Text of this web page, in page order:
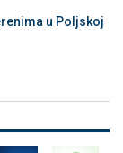
u Poljskoj